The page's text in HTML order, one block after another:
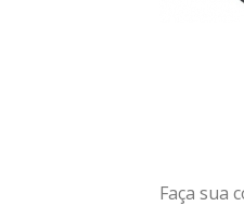
Faça sua